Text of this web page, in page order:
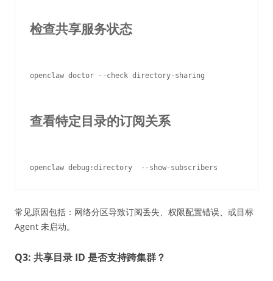
检查共享服务状态
openclaw doctor --check directory-sharing
查看特定目录的订阅关系
openclaw debug:directory
常见原因包括：网络分区导致订阅丢失、权限配置错误、或目标
Agent 未启动。
Q3: 共享目录 ID 是否支持跨集群？